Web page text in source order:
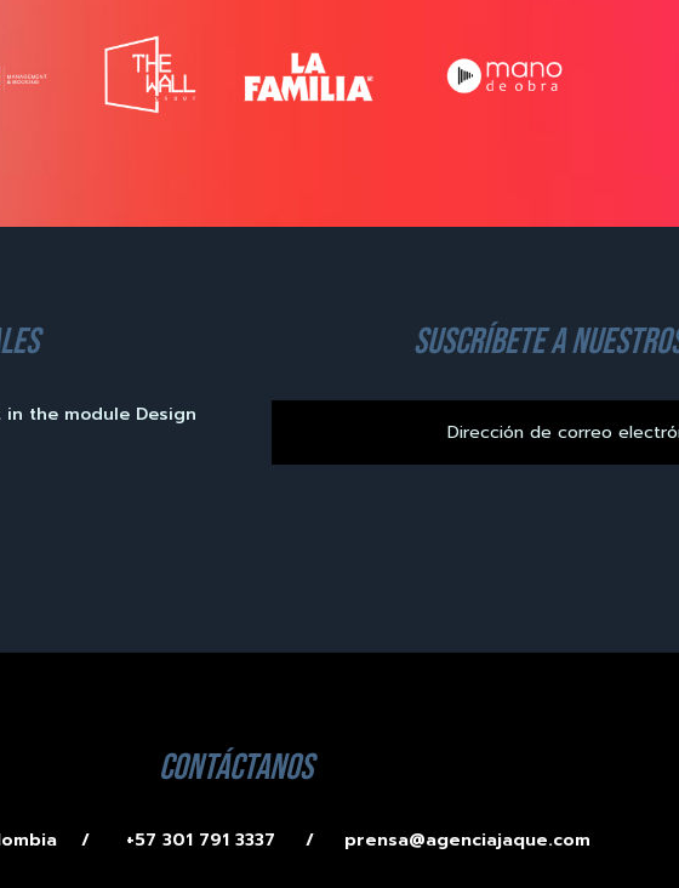
the module Design
suscríbete a
contáctanos
/ +57 301 791 3337 / prensa@agenciajaque.com